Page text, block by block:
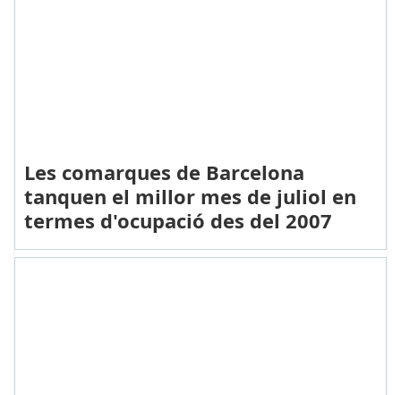
Les comarques de Barcelona
tanquen el millor mes de juliol en
termes d'ocupació des del 2007